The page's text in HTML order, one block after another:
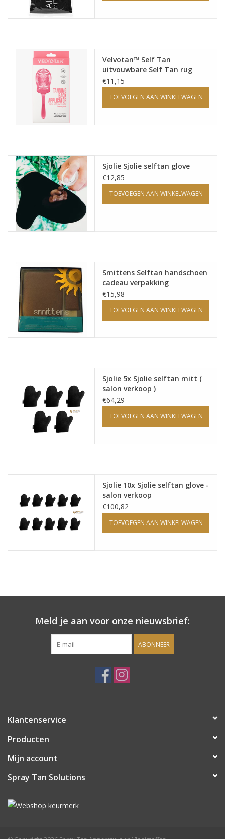
gift cards/ cadeau bonnen
Velvotan™ Self Tan
uitvouwbare Self Tan rug
Applicator
€11,15
TOEVOEGEN AAN WINKELWAGEN
Sjolie Sjolie selftan glove
€12,85
TOEVOEGEN AAN WINKELWAGEN
Smittens Selftan handschoen
cadeau verpakking
€15,98
TOEVOEGEN AAN WINKELWAGEN
Sjolie 5x Sjolie selftan mitt (
salon verkoop )
€64,29
TOEVOEGEN AAN WINKELWAGEN
Sjolie 10x Sjolie selftan glove -
salon verkoop
€100,82
TOEVOEGEN AAN WINKELWAGEN
Meld je aan voor onze nieuwsbrief:
ABONNEER
Klantenservice
Producten
Mijn account
Spray Tan Solutions